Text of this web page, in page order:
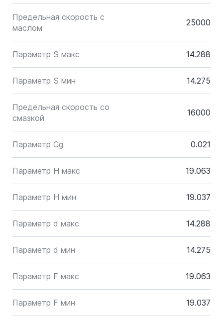
Предельная скорость с
маслом
25000
Параметр S макс 14.288
Параметр S мин 14.275
Предельная скорость со
смазкой
16000
Параметр Cg 0.021
Параметр H макс 19.063
Параметр H мин 19.037
Параметр d макс 14.288
Параметр d мин 14.275
Параметр F макс 19.063
Параметр F мин 19.037